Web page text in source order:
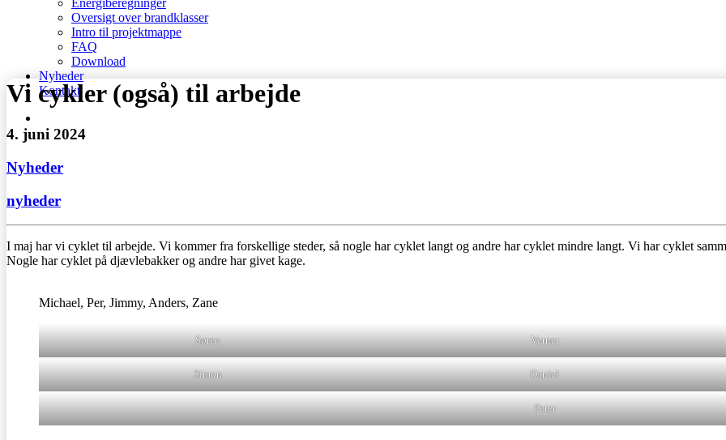
Energiberegninger
Oversigt over brandklasser
Intro til projektmappe
FAQ
Download
Nyheder
Kontakt
Vi cykler (også) til arbejde
4. juni 2024
Nyheder
nyheder
I maj har vi cyklet til arbejde. Vi kommer fra forskellige steder, så nogle har cyklet langt og andre har cyklet mindre langt. Vi har cyklet
Nogle har cyklet på djævlebakker og andre har givet kage.
Michael, Per, Jimmy, Anders, Zane
Søren Verner
Simon Daniel
Peter